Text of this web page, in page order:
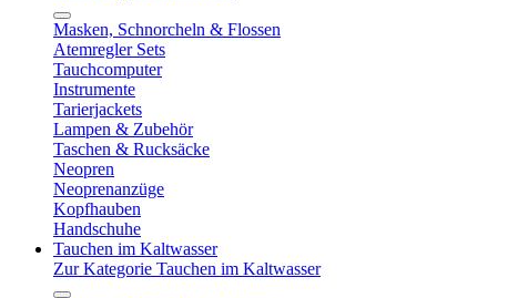
Masken, Schnorcheln & Flossen
Atemregler Sets
Tauchcomputer
Instrumente
Tarierjackets
Lampen & Zubehör
Taschen & Rucksäcke
Neopren
Neoprenanzüge
Kopfhauben
Handschuhe
Tauchen im Kaltwasser
Zur Kategorie Tauchen im Kaltwasser